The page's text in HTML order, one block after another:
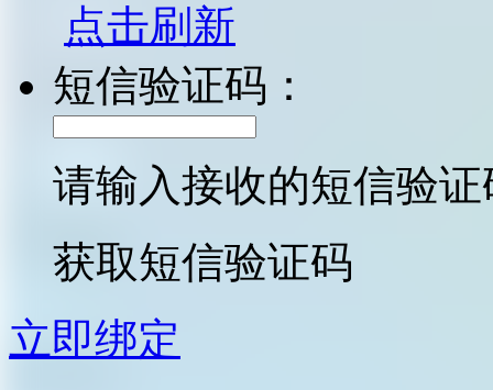
点击刷新
短信验证码：
请输入接收的短信验证
获取短信验证码
立即绑定